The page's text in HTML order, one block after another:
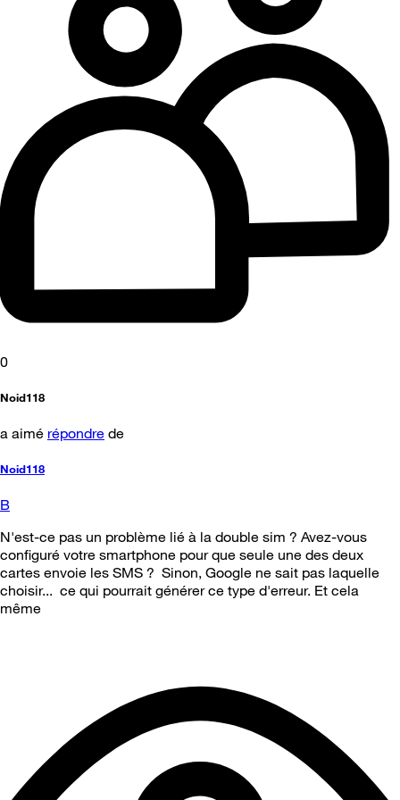
0
Noid118
a aimé répondre de
Noid118
B
N'est-ce pas un problème lié à la double sim ? Avez-vous
configuré votre smartphone pour que seule une des deux
cartes envoie les SMS ? Sinon, Google ne sait pas laquelle
choisir... ce qui pourrait générer ce type d'erreur. Et cela
même